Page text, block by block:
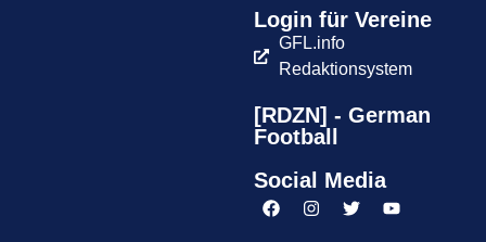
Login für Vereine
GFL.info
Redaktionsystem
[RDZN] - German
Football
Social Media